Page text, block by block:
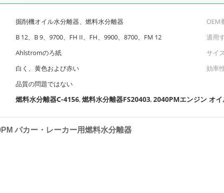
掘削機オイル水分離器、燃料水分離器 OEM
B 12、B 9、9700、FH II、FH、9900、8700、FM 12 適用
Ahlstromのろ紙 サイ
白く、黄色および赤い 効率
品質の問題ではない
燃料水分離器C-4156,燃料水分離器FS20403,2040PMエンジン オ
パカー・レーカー用燃料水分離器